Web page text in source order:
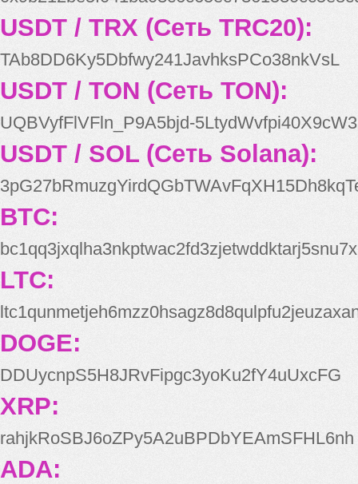
USDT / TRX (Сеть TRC20):
TAb8DD6Ky5Dbfwy241JavhksPCo38nkVsL
USDT / TON (Сеть TON):
UQBVyfFlVFln_P9A5bjd-
USDT / SOL (Сеть Solana):
BTC:
bc1qq3jxqlha3nkptwac2fd3zjetwddktarj5snu7x
LTC:
DOGE:
DDUycnpS5H8JRvFipgc3yoKu2fY4uUxcFG
XRP:
rahjkRoSBJ6oZPy5A2uBPDbYEAmSFHL6nh
ADA: